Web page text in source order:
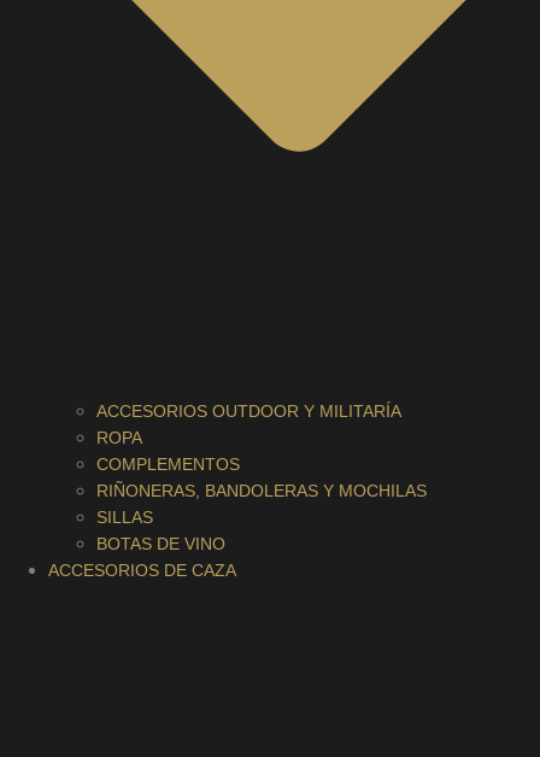
ACCESORIOS OUTDOOR Y MILITARÍA
ROPA
COMPLEMENTOS
RIÑONERAS, BANDOLERAS Y MOCHILAS
SILLAS
BOTAS DE VINO
ACCESORIOS DE CAZA